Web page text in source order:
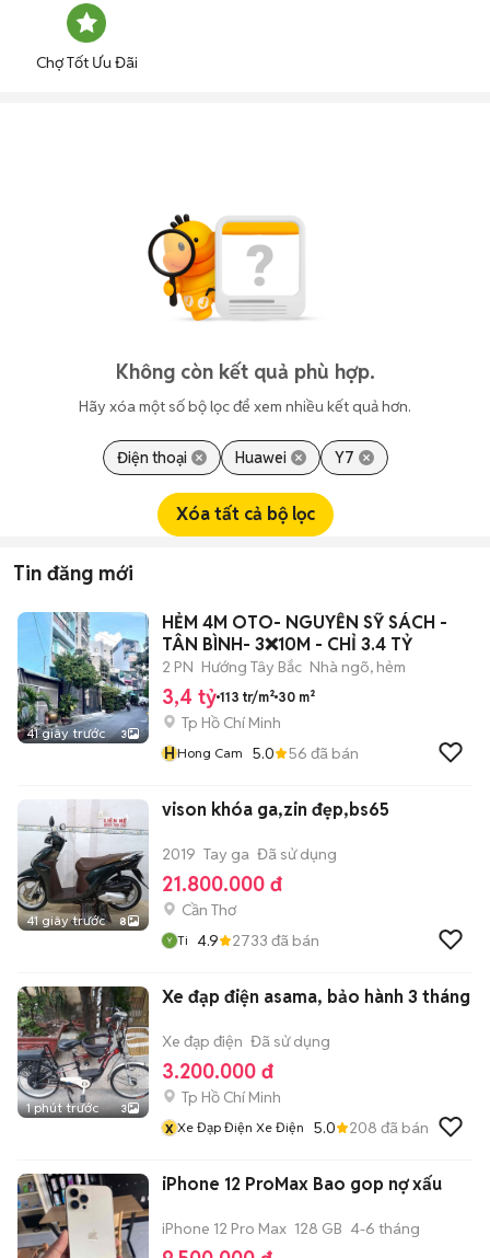
Chợ Tốt Ưu Đãi
Không còn kết quả phù hợp.
Hãy xóa một số bộ lọc để xem nhiều kết quả hơn.
Điện thoại Huawei Y7
Xóa tất cả bộ lọc
Tin đăng mới
41 giây trước 3
HẺM 4M OTO- NGUYỄN SỸ SÁCH -
TÂN BÌNH- 3❌10M - CHỈ 3.4 TỶ
2 PN Hướng Tây Bắc Nhà ngõ, hẻm
3,4 tỷ 113 tr/m² 30 m²
Tp Hồ Chí Minh
HHong Cam 5.0 56 đã bán
41 giây trước 8
vison khóa ga,zin đẹp,bs65
2019 Tay ga Đã sử dụng
21.800.000 đ
Cần Thơ
Ti 4.9 2733 đã bán
1 phút trước 3
Xe đạp điện asama, bảo hành 3 tháng
Xe đạp điện Đã sử dụng
3.200.000 đ
Tp Hồ Chí Minh
x
Xe Đạp Điện Xe Điện 5.0 208 đã bán
iPhone 12 ProMax Bao gop nợ xấu
iPhone 12 Pro Max 128 GB 4-6 tháng